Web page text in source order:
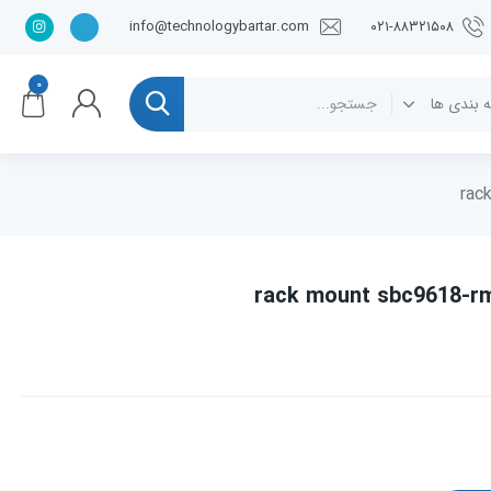
info@technologybartar.com ۰۲۱-۸۸۳۲۱۵۰۸
۰